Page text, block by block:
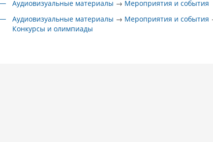
Аудиовизуальные материалы → Мероприятия и события
Аудиовизуальные материалы → Мероприятия и события
Конкурсы и олимпиады